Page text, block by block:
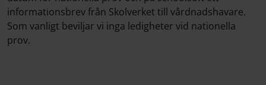
informationsbrev från Skolverket till vårdnadshavare.
Som vanligt beviljar vi inga ledigheter vid nationella
prov.